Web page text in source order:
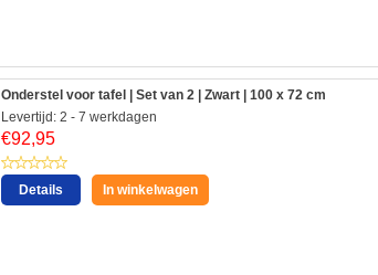
Onderstel voor tafel | Set van 2 | Zwart | 100 x 72 cm
Levertijd: 2 - 7 werkdagen
€92,95
Details In winkelwagen